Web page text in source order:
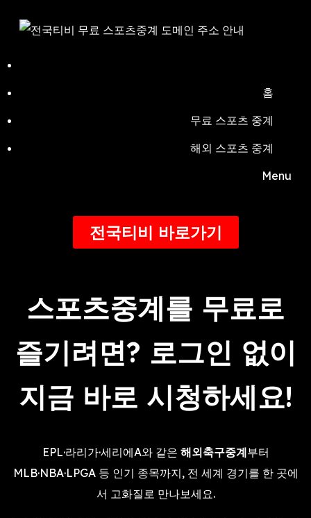
홈
무료 스포츠 중계
해외 스포츠 중계
Menu
전국티비 바로가기
스포츠중계를 무료로
즐기려면? 로그인 없이
지금 바로 시청하세요!
EPL·라리가·세리에A와 같은 해외축구중계부터
MLB·NBA·LPGA 등 인기 종목까지, 전 세계 경기를 한 곳에
서 고화질로 만나보세요.